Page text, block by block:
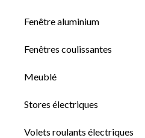
Fenêtre aluminium
Fenêtres coulissantes
Meublé
Stores électriques
Volets roulants électriques